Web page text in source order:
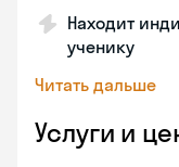
Находит
ученику
Читать дальше
Услуги и